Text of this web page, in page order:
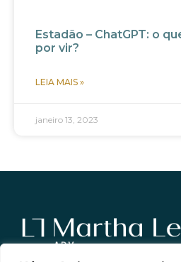
Estadão – ChatGPT: o
por vir?
LEIA MAIS »
janeiro 13, 2023